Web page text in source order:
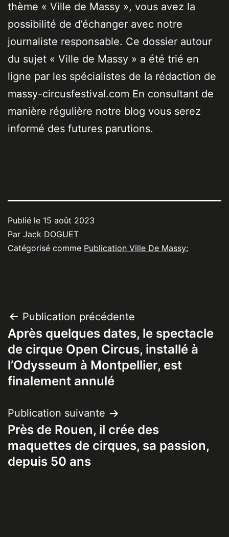
thème « Ville de Massy », vous avez la
possibilité de d’échanger avec notre
journaliste responsable. Ce dossier autour
du sujet « Ville de Massy » a été trié en
ligne par les spécialistes de la rédaction de
massy-circusfestival.com En consultant de
manière régulière notre blog vous serez
informé des futures parutions.
Publié le 15 août 2023
Par Jack DOGUET
Catégorisé comme Publication Ville De Massy:
Navigation
de
l’article
Publication précédente
Après quelques dates, le spectacle
de cirque Open Circus, installé à
l’Odysseum à Montpellier, est
finalement annulé
Publication suivante
Près de Rouen, il crée des
maquettes de cirques, sa passion,
depuis 50 ans